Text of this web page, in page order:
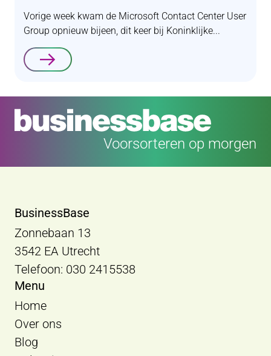
Vorige week kwam de Microsoft Contact Center User
Group opnieuw bijeen, dit keer bij Koninklijke...
Lees verder
Voorsorteren op morgen
BusinessBase
Zonnebaan 13
3542 EA Utrecht
Telefoon: 030 2415538
Menu
Home
Over ons
Blog